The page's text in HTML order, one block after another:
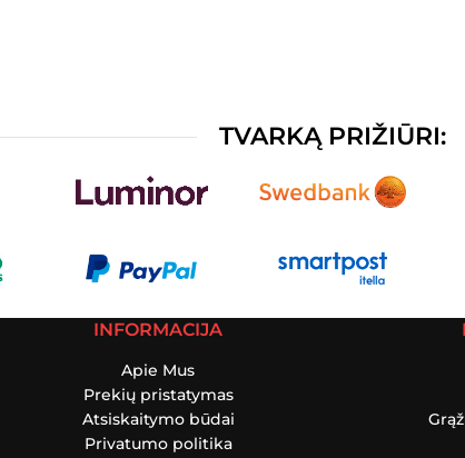
TVARKĄ PRIŽIŪRI:
INFORMACIJA
Apie Mus
Prekių pristatymas
Atsiskaitymo būdai
Privatumo politika